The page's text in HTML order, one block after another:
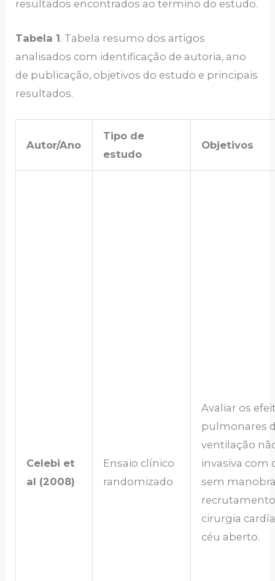
resultados encontrados ao termino do estudo.
Tabela 1. Tabela resumo dos artigos
analisados com identificação de autoria, ano
de publicação, objetivos do estudo e principais
resultados.
Autor/Ano
Tipo de
estudo
Objetivos
Celebi et
al (2008)
Ensaio clínico
randomizado
Avaliar os
pulmonares
ventilação
invasiva com
sem
cirurgia
céu aberto.